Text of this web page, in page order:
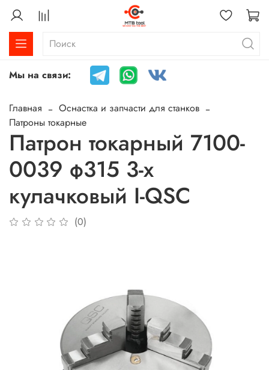
Мы на связи:
Главная
Оснастка и запчасти для станков
Патроны токарные
Патрон токарный 7100-
0039 ф315 3-х
кулачковый I-QSC
(0)